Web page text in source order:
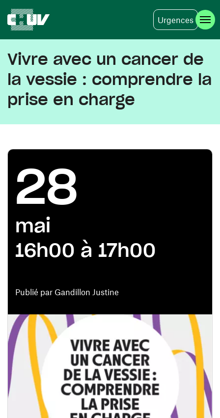
Urgences
Vivre avec un cancer de
la vessie : comprendre la
prise en charge
Publié par Gandillon Justine
28
mai
16h00 à 17h00